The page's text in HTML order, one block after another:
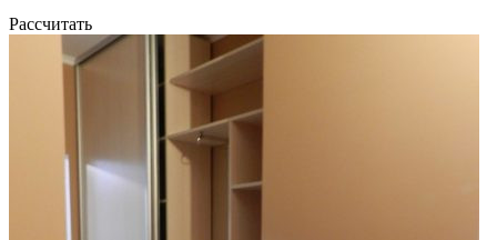
Рассчитать